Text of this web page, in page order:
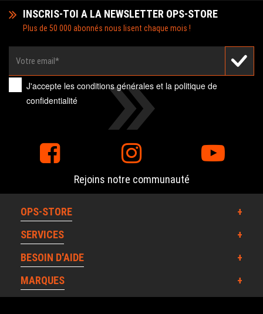
INSCRIS-TOI A LA NEWSLETTER OPS-STORE
Plus de 50 000 abonnés nous lisent chaque mois !
J'accepte lesconditions générales et lapolitique de
confidentialité
Rejoins notre communauté
OPS-STORE
SERVICES
BESOIN D'AIDE
MARQUES